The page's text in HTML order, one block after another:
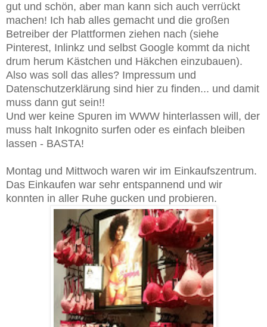
gut und schön, aber man kann sich auch verrückt
machen! Ich hab alles gemacht und die großen
Betreiber der Plattformen ziehen nach (siehe
Pinterest, Inlinkz und selbst Google kommt da nicht
drum herum Kästchen und Häkchen einzubauen).
Also was soll das alles? Impressum und
Datenschutzerklärung sind hier zu finden... und damit
muss dann gut sein!!
Und wer keine Spuren im WWW hinterlassen will, der
muss halt Inkognito surfen oder es einfach bleiben
lassen - BASTA!
Montag und Mittwoch waren wir im Einkaufszentrum.
Das Einkaufen war sehr entspannend und wir
konnten in aller Ruhe gucken und probieren.